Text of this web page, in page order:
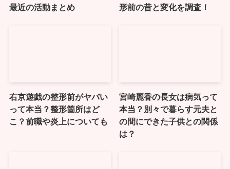
最近の活動まとめ
形前の昔と変化を調査！
右京遊戯の整形前がヤバい
って本当？整形箇所はど
こ？前職や炎上についても
宮崎麗香の長女は病気って
本当？別々で暮らす元夫と
の間にできた子供との関係
は？